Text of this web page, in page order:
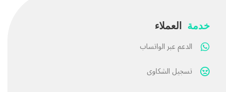
خدمة العملاء
الدعم عبر الواتساب
تسجيل الشكاوى